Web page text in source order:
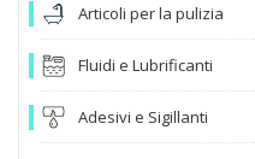
Articoli per la pulizia
Fluidi e Lubrificanti
Adesivi e Sigillanti